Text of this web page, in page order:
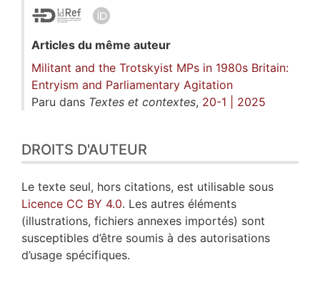
Articles du même auteur
Militant and the Trotskyist MPs in 1980s Britain:
Entryism and Parliamentary Agitation
Paru dans Textes et contextes, 20-1 | 2025
DROITS D'AUTEUR
Le texte seul, hors citations, est utilisable sous
Licence CC BY 4.0. Les autres éléments
(illustrations, fichiers annexes importés) sont
susceptibles d’être soumis à des autorisations
d’usage spécifiques.